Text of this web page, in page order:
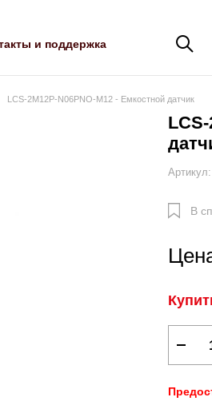
и поддержка
LCS-2M12P-N06PNO-M12 - Емкостной датчик
В